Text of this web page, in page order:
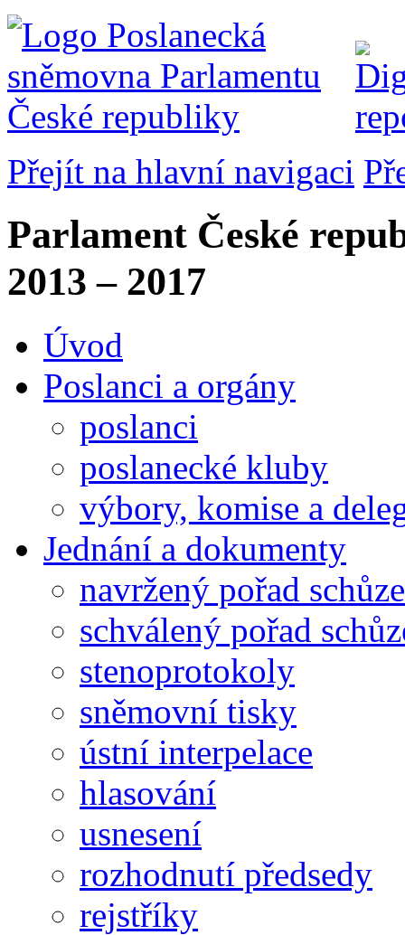
Přejít na hlavní navigaci
Parlament České
2013 – 2017
Úvod
Poslanci a orgány
poslanci
poslanecké kluby
výbory, komise a
Jednání a dokumenty
navržený pořad schůze
schválený pořad
stenoprotokoly
sněmovní tisky
ústní interpelace
hlasování
usnesení
rozhodnutí předsedy
rejstříky